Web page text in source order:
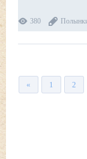
380
« 1 2